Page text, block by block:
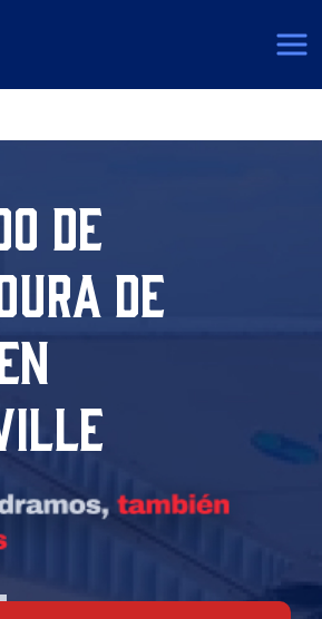
DE
DE